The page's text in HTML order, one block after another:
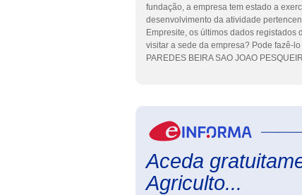
fundação, a empresa tem estado a
desenvolvimento da atividade
Empresite, os últimos dados
visitar a sede da empresa? Pode fazê-
PAREDES BEIRA SAO JOAO
Aceda
Agriculto...